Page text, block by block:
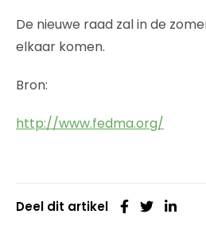
De nieuwe raad zal in de
elkaar komen.
Bron:
http://www.fedma.org/
Deel dit artikel